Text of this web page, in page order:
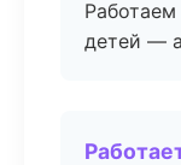
детей —